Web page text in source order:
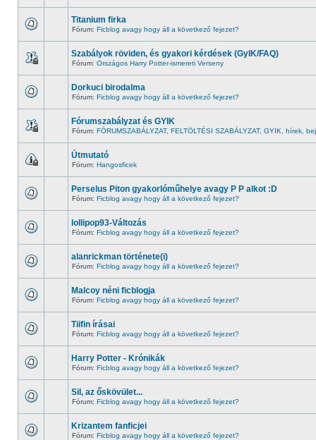
Titanium firka
Fórum: Ficblog avagy hogy áll a következő fejezet?
Szabályok röviden, és gyakori kérdések (GyIK/FAQ)
Fórum: Országos Harry Potter-ismereti Verseny
Dorkuci birodalma
Fórum: Ficblog avagy hogy áll a következő fejezet?
Fórumszabályzat és GYIK
Fórum: FÓRUMSZABÁLYZAT, FELTÖLTÉSI SZABÁLYZAT, GYIK, hírek,
Útmutató
Fórum: Hangosficek
Perselus Piton gyakorlóműhelye avagy P P alkot :D
Fórum: Ficblog avagy hogy áll a következő fejezet?
lollipop93-Változás
Fórum: Ficblog avagy hogy áll a következő fejezet?
alanrickman története(i)
Fórum: Ficblog avagy hogy áll a következő fejezet?
Malcoy néni ficblogja
Fórum: Ficblog avagy hogy áll a következő fejezet?
Tiifin írásai
Fórum: Ficblog avagy hogy áll a következő fejezet?
Harry Potter - Krónikák
Fórum: Ficblog avagy hogy áll a következő fejezet?
Sil, az őskövület...
Fórum: Ficblog avagy hogy áll a következő fejezet?
Krizantem fanficjei
Fórum: Ficblog avagy hogy áll a következő fejezet?